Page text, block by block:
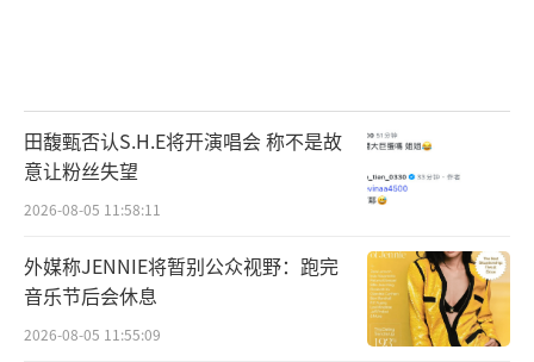
当天，因工作未能来到现场的欧豪特意录
制祝福VCR表达自己对《三叉戟》的支持。谈
到欧豪饰演的耿小青，导演现场吐露：“小青
这个角色的性格非常锐利、无所畏惧、肆意妄
为，他代表着一个新兴势力，他要统治和控制
这个世界，要消灭所有他仇恨的人，欧豪演绎
得很尖锐很疯狂，诠释得非常好。”活动现
田馥甄否认S.H.E将开演唱会 称不是故
意让粉丝失望
2026-08-05 11:58:11
外媒称JENNIE将暂别公众视野：跑完
音乐节后会休息
2026-08-05 11:55:09